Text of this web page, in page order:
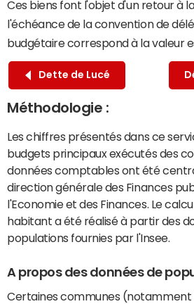
Ces biens font l'objet d'un retour à
l'échéance de la convention de
budgétaire correspond à la valeur
Dette de Lucé
Méthodologie :
Les chiffres présentés dans ce
budgets principaux exécutés des
données comptables ont été
direction générale des Finances
l'Economie et des Finances. Le
habitant a été réalisé à partir des
populations fournies par l'Insee.
A propos des données de
Certaines communes (notamment